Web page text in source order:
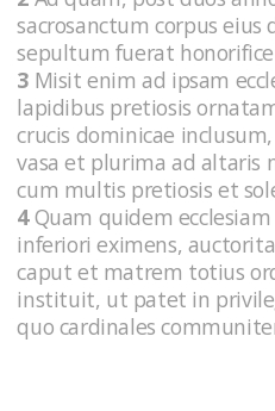
sacrosanctum corpus eius
sepultum fuerat
3 Misit enim ad ipsam
lapidibus pretiosis
crucis dominicae
vasa et plurima ad
cum multis pretiosis et
4Quam quidem
inferiori eximens,
caput et matrem totius
instituit, ut patet in
quo cardinales